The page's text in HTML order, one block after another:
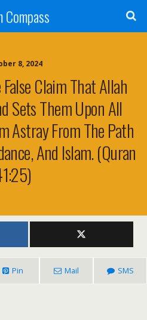
Compass
8, 2024
Claim That Allah
Sets Them Upon All
Astray From The Path
And Islam. (Quran
Pin Mail SMS